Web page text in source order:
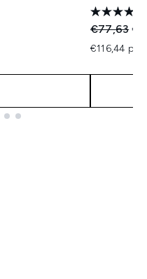
€77,63
€116,44 per